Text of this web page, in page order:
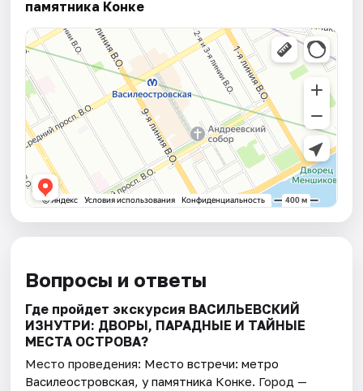
памятника Конке
Вопросы и ответы
Где пройдет экскурсия ВАСИЛЬЕВСКИЙ
ИЗНУТРИ: ДВОРЫ, ПАРАДНЫЕ И ТАЙНЫЕ
МЕСТА ОСТРОВА?
Место проведения: Место встречи: метро
Василеостровская, у памятника Конке. Город —